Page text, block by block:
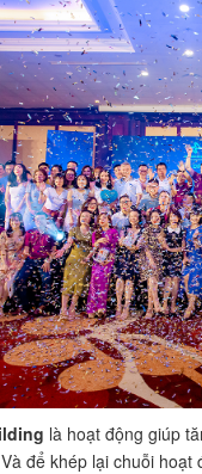
là hoạt động giúp
để khép lại chuỗi hoạt